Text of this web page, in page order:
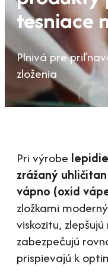
tesniace
Plnivá pre
zloženia
Pri výrobe
zrážaný
vápno (oxid
zložkami
viskozitu,
zabezpečujú
prispievajú k